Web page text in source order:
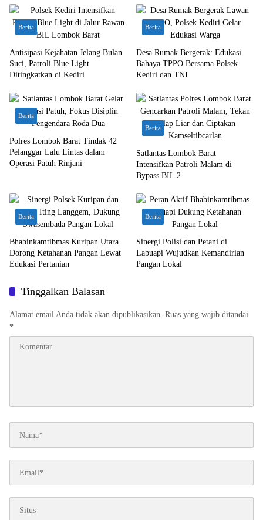
Berita
Antisipasi Kejahatan Jelang Bulan
Suci, Patroli Blue Light
Ditingkatkan di Kediri
Berita
Desa Rumak Bergerak: Edukasi
Bahaya TPPO Bersama Polsek
Kediri dan TNI
Berita
Polres Lombok Barat Tindak 42
Pelanggar Lalu Lintas dalam
Operasi Patuh Rinjani
Berita
Satlantas Lombok Barat
Intensifkan Patroli Malam di
Bypass BIL 2
Berita
Bhabinkamtibmas Kuripan Utara
Dorong Ketahanan Pangan Lewat
Edukasi Pertanian
Berita
Sinergi Polisi dan Petani di
Labuapi Wujudkan Kemandirian
Pangan Lokal
Tinggalkan Balasan
Alamat email Anda tidak akan dipublikasikan. Ruas yang wajib ditandai
*